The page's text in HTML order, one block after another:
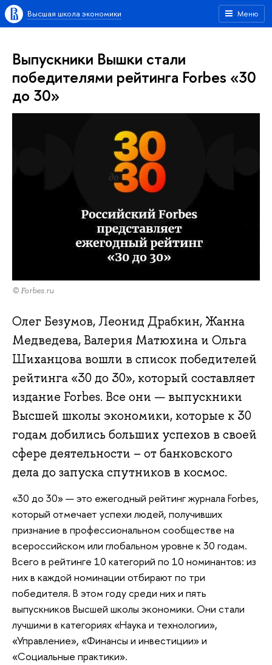
Меню
Высшая школа экономики
Выпускники Вышки стали
победителями рейтинга Forbes «30
до 30»
© Forbes.ru
Олег Безумов, Леонид Драбкин, Жанна
Медведева, Валерия Матюхина и Ольга
Шиханцова вошли в список победителей
рейтинга «30 до 30», который составляет
издание Forbes. Все они — выпускники
Высшей школы экономики, которые к 30
годам добились больших успехов в своей
сфере деятельности – от банковского
дела до запуска спутников в космос.
«30 до 30» — это ежегодный рейтинг журнала Forbes,
который отмечает успехи людей, получивших
признание в профессиональном сообществе на
всероссийском или глобальном уровне к 30 годам.
Всего в рейтинге 10 категорий по 10 номинантов: из
них в каждой номинации отбирают по три
победителя. В этом году среди них и пять
выпускников Высшей школы экономики. Они стали
лучшими в категориях «Наука и технологии»,
«Управление», «Финансы и инвестиции» и
«Социальные практики».